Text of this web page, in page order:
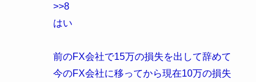
>>8
はい
前のFX会社で15万の損失を出して辞めて
今のFX会社に移ってから現在10万の損失